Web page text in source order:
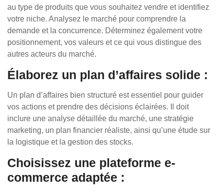
au type de produits que vous souhaitez vendre et identifiez
votre niche. Analysez le marché pour comprendre la
demande et la concurrence. Déterminez également votre
positionnement, vos valeurs et ce qui vous distingue des
autres acteurs du marché.
Élaborez un plan d’affaires solide :
Un plan d’affaires bien structuré est essentiel pour guider
vos actions et prendre des décisions éclairées. Il doit
inclure une analyse détaillée du marché, une stratégie
marketing, un plan financier réaliste, ainsi qu’une étude sur
la logistique et la gestion des stocks.
Choisissez une plateforme e-
commerce adaptée :